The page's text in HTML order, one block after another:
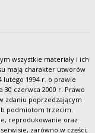
wszystkie materiały i ich
mają charakter utworów
1994 r. o prawie
czerwca 2000 r. Prawo
zdaniu poprzedzającym
podmiotom trzecim.
reprodukowanie oraz
zarówno w części,